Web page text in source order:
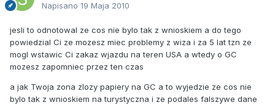
Napisano 19 Maja 2010
jesli to odnotowal ze cos nie bylo tak z wnioskiem a do tego
powiedzial Ci ze mozesz miec problemy z wiza i za 5 lat tzn ze
mogl wstawic Ci zakaz wjazdu na teren USA a wtedy o GC
mozesz zapomniec przez ten czas
a jak Twoja zona zlozy papiery na GC a to wyjedzie ze cos nie
bylo tak z wnioskiem na turystyczna i ze podales falszywe dane